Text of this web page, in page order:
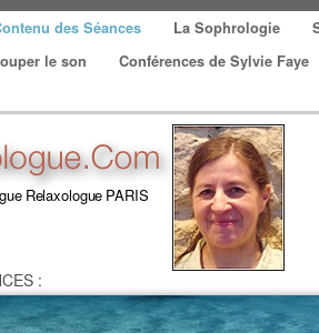
des Séances La Sophrologie
le son
Conférences de Sylvie Faye
:
Relaxologue PARIS